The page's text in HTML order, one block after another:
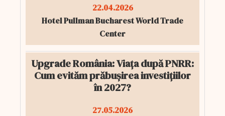
22.04.2026
Hotel Pullman Bucharest World Trade
Center
Upgrade România: Viața după PNRR:
Cum evităm prăbușirea investițiilor
în 2027?
27.05.2026